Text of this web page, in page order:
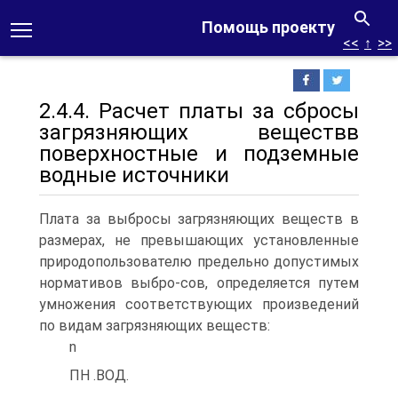
Помощь проекту
<< ↑ >>
2.4.4. Расчет платы за сбросы
загрязняющих веществв
поверхностные и подземные
водные источники
Плата за выбросы загрязняющих веществ в
размерах, не превышающих установленные
природопользователю предельно допустимых
нормативов выбро-сов, определяется путем
умножения соответствующих произведений
по видам загрязняющих веществ:
n
ПН .ВОД.